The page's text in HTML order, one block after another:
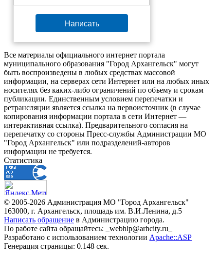
Написать
Все материалы официального интернет портала
муниципального образования "Город Архангельск" могут
быть воспроизведены в любых средствах массовой
информации, на серверах сети Интернет или на любых иных
носителях без каких-либо ограничений по объему и срокам
публикации. Единственным условием перепечатки и
ретрансляции является ссылка на первоисточник (в случае
копирования информации портала в сети Интернет —
интерактивная ссылка). Предварительного согласия на
перепечатку со стороны Пресс-службы Администрации МО
"Город Архангельск" или подразделений-авторов
информации не требуется.
Статистика
© 2005-2026 Администрация МО "Город Архангельск"
163000, г. Архангельск, площадь им. В.И.Ленина, д.5
Написать обращение в Администрацию города.
По работе сайта обращайтесь: _webhlp@arhcity.ru_
Разработано с использованием технологии Apache::ASP
Генерация страницы: 0.148 сек.